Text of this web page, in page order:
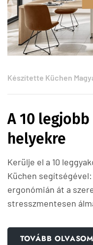
Készítette Küchen
A 10
helyekre
Kerülje el a 10
Küchen
ergonómián át a
stresszmentesen
TOVÁBB OLVASOM